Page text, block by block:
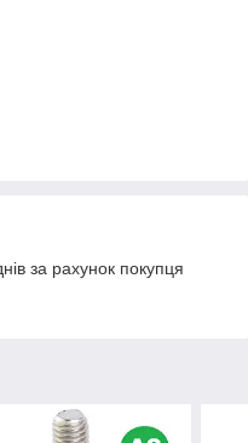
за рахунок покупця